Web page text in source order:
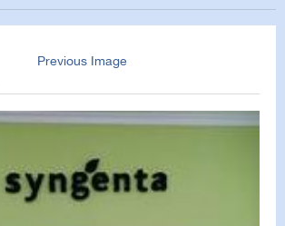
Previous Image